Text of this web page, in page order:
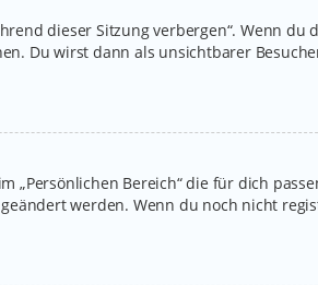
dieser Sitzung verbergen“. Wenn du
Du wirst dann als unsichtbarer
„Persönlichen Bereich“ die für dich
werden. Wenn du noch nicht